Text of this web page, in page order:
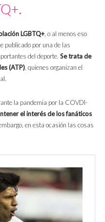
LGBTQ+, o al menos eso
publicado por una de las
del deporte. Se trata de
(ATP) , quienes organizan el
la pandemia por la COVDI-
el interés de los fanáticos
en esta ocasión las cosas